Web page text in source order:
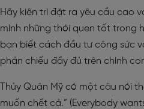
Hãy kiên trì đặt ra yêu cầu cao
mình những thói quen tốt trong
bạn biết cách đầu tư công sức
phản chiếu đầy đủ trên chính
Thủy Quân Mỹ có một câu nói
muốn chết cả.” (Everybody